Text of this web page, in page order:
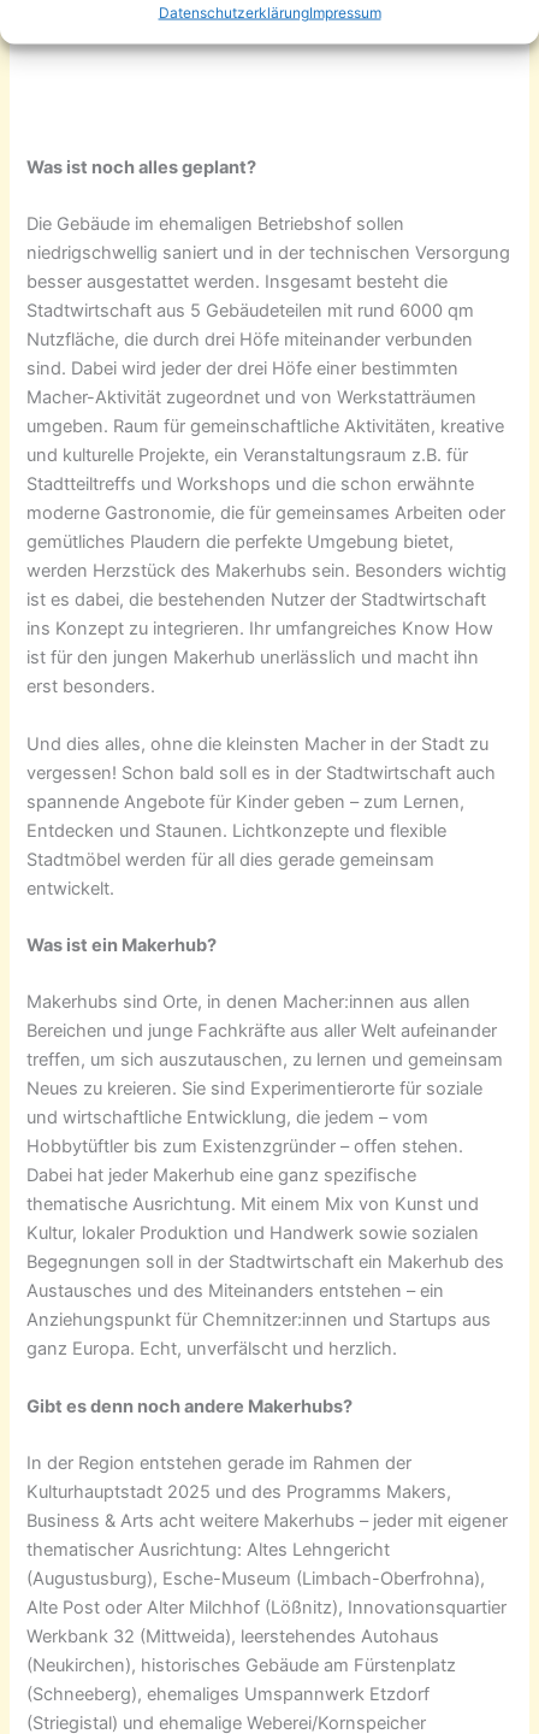
DatenschutzerklärungImpressum
Was ist noch alles geplant?
Die Gebäude im ehemaligen Betriebshof sollen
niedrigschwellig saniert und in der technischen Versorgung
besser ausgestattet werden. Insgesamt besteht die
Stadtwirtschaft aus 5 Gebäudeteilen mit rund 6000 qm
Nutzfläche, die durch drei Höfe miteinander verbunden
sind. Dabei wird jeder der drei Höfe einer bestimmten
Macher-Aktivität zugeordnet und von Werkstatträumen
umgeben. Raum für gemeinschaftliche Aktivitäten, kreative
und kulturelle Projekte, ein Veranstaltungsraum z.B. für
Stadtteiltreffs und Workshops und die schon erwähnte
moderne Gastronomie, die für gemeinsames Arbeiten oder
gemütliches Plaudern die perfekte Umgebung bietet,
werden Herzstück des Makerhubs sein. Besonders wichtig
ist es dabei, die bestehenden Nutzer der Stadtwirtschaft
ins Konzept zu integrieren. Ihr umfangreiches Know How
ist für den jungen Makerhub unerlässlich und macht ihn
erst besonders.
Und dies alles, ohne die kleinsten Macher in der Stadt zu
vergessen! Schon bald soll es in der Stadtwirtschaft auch
spannende Angebote für Kinder geben – zum Lernen,
Entdecken und Staunen. Lichtkonzepte und flexible
Stadtmöbel werden für all dies gerade gemeinsam
entwickelt.
Was ist ein Makerhub?
Makerhubs sind Orte, in denen Macher:innen aus allen
Bereichen und junge Fachkräfte aus aller Welt aufeinander
treffen, um sich auszutauschen, zu lernen und gemeinsam
Neues zu kreieren. Sie sind Experimentierorte für soziale
und wirtschaftliche Entwicklung, die jedem – vom
Hobbytüftler bis zum Existenzgründer – offen stehen.
Dabei hat jeder Makerhub eine ganz spezifische
thematische Ausrichtung. Mit einem Mix von Kunst und
Kultur, lokaler Produktion und Handwerk sowie sozialen
Begegnungen soll in der Stadtwirtschaft ein Makerhub des
Austausches und des Miteinanders entstehen – ein
Anziehungspunkt für Chemnitzer:innen und Startups aus
ganz Europa. Echt, unverfälscht und herzlich.
Gibt es denn noch andere Makerhubs?
In der Region entstehen gerade im Rahmen der
Kulturhauptstadt 2025 und des Programms Makers,
Business & Arts acht weitere Makerhubs – jeder mit eigener
thematischer Ausrichtung: Altes Lehngericht
(Augustusburg), Esche-Museum (Limbach-Oberfrohna),
Alte Post oder Alter Milchhof (Lößnitz), Innovationsquartier
Werkbank 32 (Mittweida), leerstehendes Autohaus
(Neukirchen), historisches Gebäude am Fürstenplatz
(Schneeberg), ehemaliges Umspannwerk Etzdorf
(Striegistal) und ehemalige Weberei/Kornspeicher